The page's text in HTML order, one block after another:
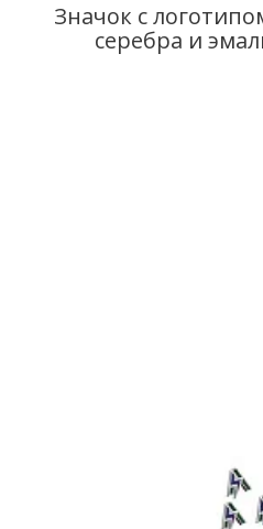
Значок с
серебра и